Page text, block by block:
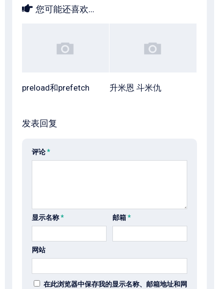
您可能还喜欢...
preload和prefetch 升米恩 斗米仇
发表回复
评论*
显示名称* 邮箱*
网站
在此浏览器中保存我的显示名称、邮箱地址和网